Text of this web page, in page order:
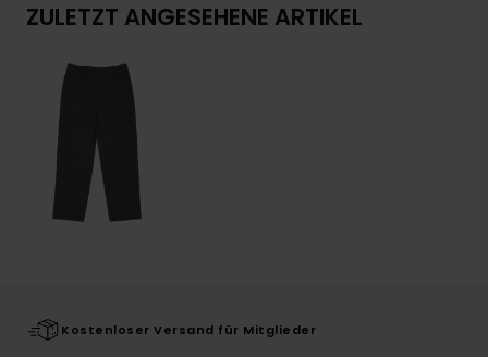
ZULETZT ANGESEHENE ARTIKEL
Kostenloser Versand für Mitglieder